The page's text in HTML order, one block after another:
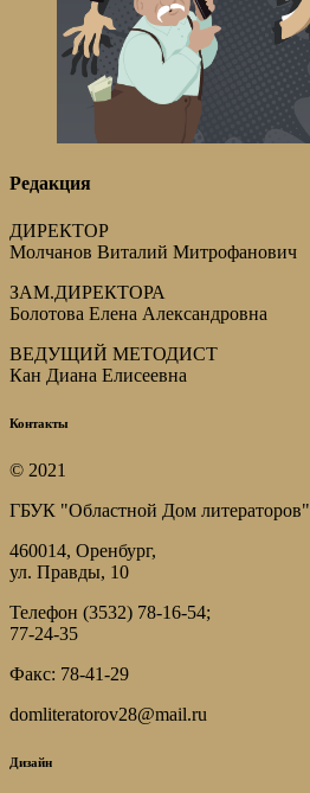
Редакция
ДИРЕКТОР
Молчанов Виталий Митрофанович
ЗАМ.ДИРЕКТОРА
Болотова Елена Александровна
ВЕДУЩИЙ МЕТОДИСТ
Кан Диана Елисеевна
Контакты
© 2021
ГБУК "Областной Дом литераторов"
460014, Оренбург,
ул. Правды, 10
Телефон (3532) 78-16-54;
77-24-35
Факс: 78-41-29
domliteratorov28@mail.ru
Дизайн